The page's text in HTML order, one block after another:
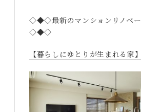
◇◆◇最新のマンションリノベー
◇◆◇
【暮らしにゆとりが生まれる家】